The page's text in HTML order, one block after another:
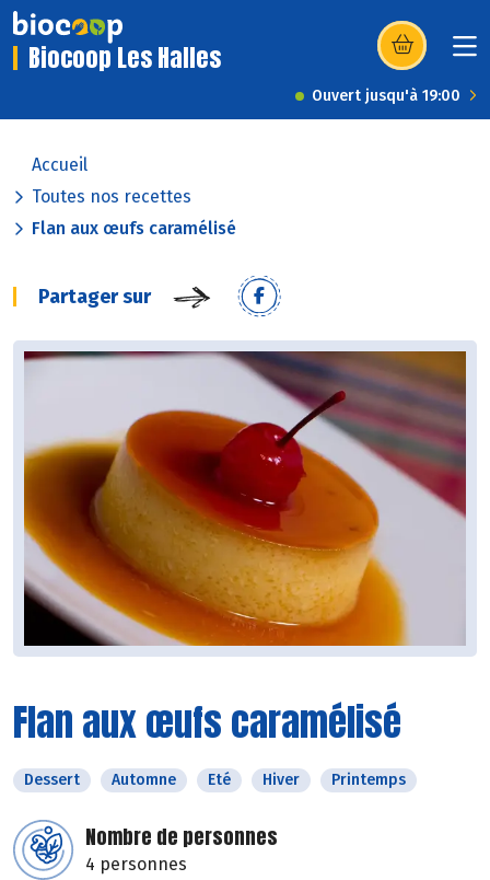
Biocoop Les Halles (s’ouvre dans
Ouvert jusqu'à 19:00
Accueil
Toutes nos recettes
Flan aux œufs caramélisé
Partager sur
Flan aux œufs caramélisé
Dessert Automne Eté Hiver Printemps
Nombre de personnes
4 personnes